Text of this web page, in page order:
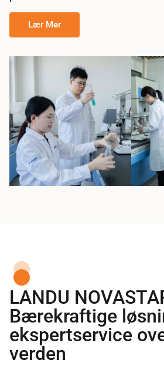
Lær Mer
LANDU
Bærekraftige
ekspertservice
verden